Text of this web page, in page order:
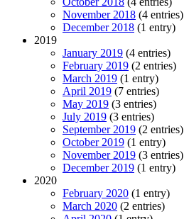
November 2018 (4 entries)
December 2018 (1 entry)
2019
January 2019 (4 entries)
February 2019 (2 entries)
March 2019 (1 entry)
April 2019 (7 entries)
May 2019 (3 entries)
July 2019 (3 entries)
September 2019 (2 entries)
October 2019 (1 entry)
November 2019 (3 entries)
December 2019 (1 entry)
2020
February 2020 (1 entry)
March 2020 (2 entries)